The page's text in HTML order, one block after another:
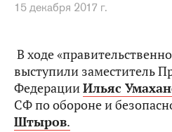
15 декабря 2017 г.
В ходе
выступили заместитель
ФедерацииИльяс
СФ по обороне и
Штыров.